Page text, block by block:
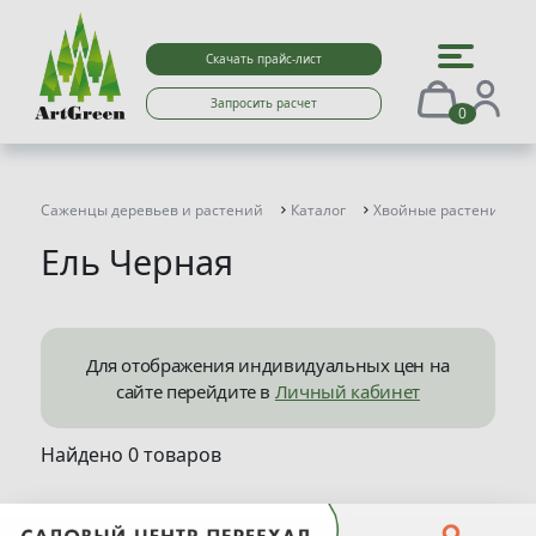
Скачать прайс-лист
Запросить расчет 0
Саженцы деревьев и растений Каталог Хвойные растения
Ель Черная
Для отображения индивидуальных цен на
сайте перейдите в Личный кабинет
Найдено 0 товаров